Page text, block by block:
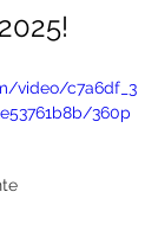
video/c7a6df_3
360p